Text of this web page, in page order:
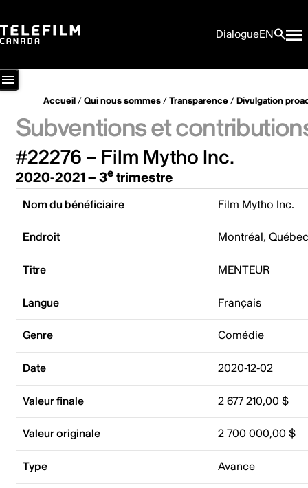
DialogueEN
Accueil/Qui nous sommes/Transparence/Divulgation
Subventions et
#22276 – Film Mytho Inc.
2020-2021 – 3etrimestre
Nom du bénéficiaire Film Mytho Inc.
Endroit Montréal,
Titre MENTEUR
Langue Français
Genre Comédie
Date 2020-12-02
Valeur finale 2 677 210,00 $
Valeur originale 2 700 000,00 $
Type Avance